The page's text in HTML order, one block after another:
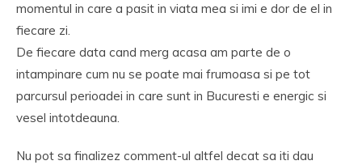
momentul in care a pasit in viata mea si imi e dor de el in
fiecare zi.
De fiecare data cand merg acasa am parte de o
intampinare cum nu se poate mai frumoasa si pe tot
parcursul perioadei in care sunt in Bucuresti e energic si
vesel intotdeauna.
Nu pot sa finalizez comment-ul altfel decat sa iti dau